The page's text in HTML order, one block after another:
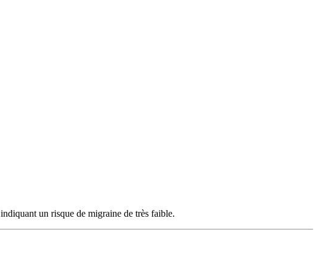
indiquant un risque de migraine de très faible.